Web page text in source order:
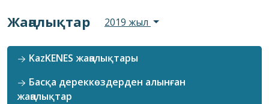
Жаңалықтар 2019 жыл
KazKENES жаңалықтары
Басқа дереккөздерден алынған
жаңалықтар